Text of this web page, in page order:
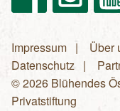
Impressum Über
Datenschutz
© 2026 Blühendes
Privatstiftung